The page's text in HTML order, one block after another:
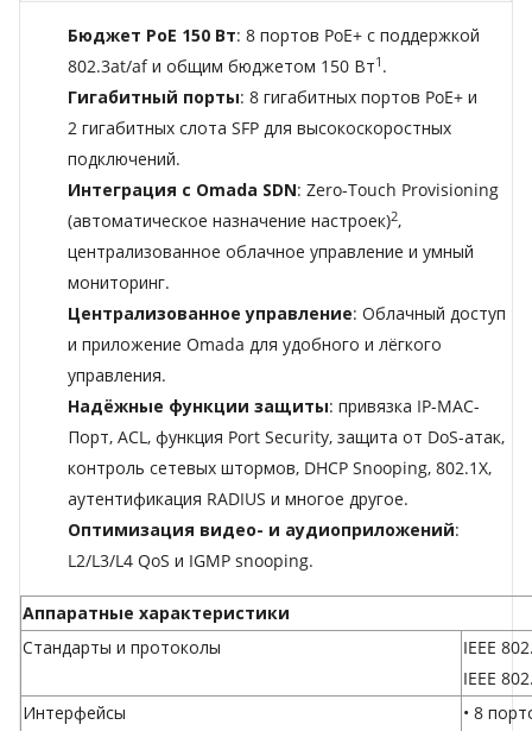
Бюджет PoE 150 Вт: 8 портов PoE+ с поддержкой
802.3at/af и общим бюджетом 150 Вт1 .
Гигабитный порты: 8 гигабитных портов PoE+ и
2 гигабитных слота SFP для высокоскоростных
подключений.
Интеграция с Omada SDN: Zero-Touch Provisioning
(автоматическое назначение настроек)2,
централизованное облачное управление и умный
мониторинг.
Централизованное управление: Облачный доступ
и приложение Omada для удобного и лёгкого
управления.
Надёжные функции защиты: привязка IP-MAC-
Порт, ACL, функция Port Security, защита от DoS-атак,
контроль сетевых штормов, DHCP Snooping, 802.1X,
аутентификация RADIUS и многое другое.
Оптимизация видео- и аудиоприложений:
L2/L3/L4 QoS и IGMP snooping.
Аппаратные характеристики
Стандарты и протоколы
IEEE
IEEE
Интерфейсы
• 8